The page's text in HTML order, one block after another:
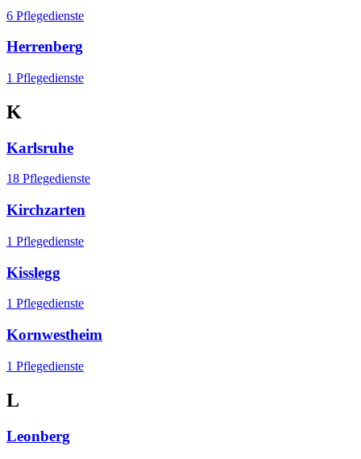
6 Pflegedienste
Herrenberg
1 Pflegedienste
K
Karlsruhe
18 Pflegedienste
Kirchzarten
1 Pflegedienste
Kisslegg
1 Pflegedienste
Kornwestheim
1 Pflegedienste
L
Leonberg